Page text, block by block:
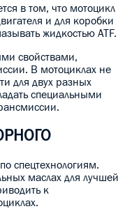
в том, что мотоцикл
и для коробки
жидкостью ATF.
свойствами,
В мотоциклах не
для двух разных
специальными
спецтехнологиям.
маслах для лучшей
к